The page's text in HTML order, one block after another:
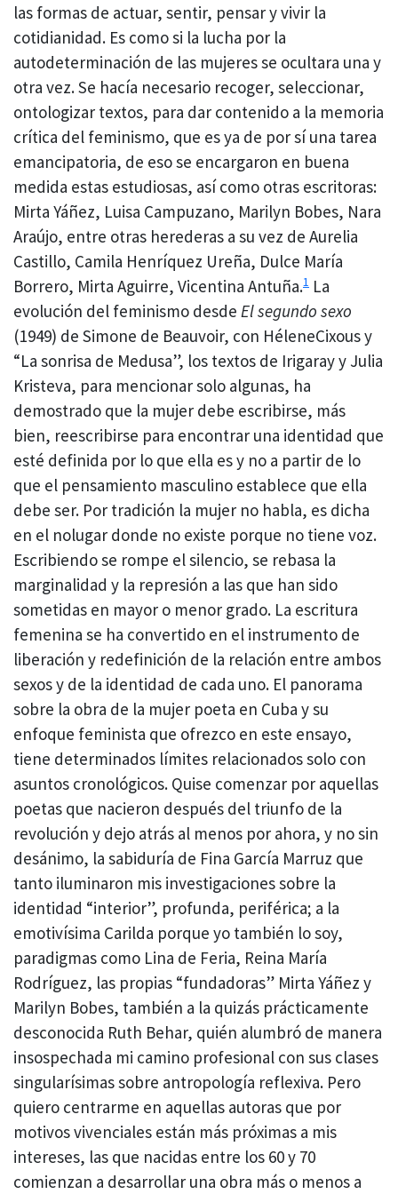
las formas de actuar, sentir, pensar y vivir la
cotidianidad. Es como si la lucha por la
autodeterminación de las mujeres se ocultara una y
otra vez. Se hacía necesario recoger, seleccionar,
ontologizar textos, para dar contenido a la memoria
crítica del feminismo, que es ya de por sí una tarea
emancipatoria, de eso se encargaron en buena
medida estas estudiosas, así como otras escritoras:
Mirta Yáñez, Luisa Campuzano, Marilyn Bobes, Nara
Araújo, entre otras herederas a su vez de Aurelia
Castillo, Camila Henríquez Ureña, Dulce María
Borrero, Mirta Aguirre, Vicentina Antuña.1 La
evolución del feminismo desde El segundo sexo
(1949) de Simone de Beauvoir, con HéleneCixous y
“La sonrisa de Medusa”, los textos de Irigaray y Julia
Kristeva, para mencionar solo algunas, ha
demostrado que la mujer debe escribirse, más
bien, reescribirse para encontrar una identidad que
esté definida por lo que ella es y no a partir de lo
que el pensamiento masculino establece que ella
debe ser. Por tradición la mujer no habla, es dicha
en el nolugar donde no existe porque no tiene voz.
Escribiendo se rompe el silencio, se rebasa la
marginalidad y la represión a las que han sido
sometidas en mayor o menor grado. La escritura
femenina se ha convertido en el instrumento de
liberación y redefinición de la relación entre ambos
sexos y de la identidad de cada uno. El panorama
sobre la obra de la mujer poeta en Cuba y su
enfoque feminista que ofrezco en este ensayo,
tiene determinados límites relacionados solo con
asuntos cronológicos. Quise comenzar por aquellas
poetas que nacieron después del triunfo de la
revolución y dejo atrás al menos por ahora, y no sin
desánimo, la sabiduría de Fina García Marruz que
tanto iluminaron mis investigaciones sobre la
identidad “interior”, profunda, periférica; a la
emotivísima Carilda porque yo también lo soy,
paradigmas como Lina de Feria, Reina María
Rodríguez, las propias “fundadoras” Mirta Yáñez y
Marilyn Bobes, también a la quizás prácticamente
desconocida Ruth Behar, quién alumbró de manera
insospechada mi camino profesional con sus clases
singularísimas sobre antropología reflexiva. Pero
quiero centrarme en aquellas autoras que por
motivos vivenciales están más próximas a mis
intereses, las que nacidas entre los 60 y 70
comienzan a desarrollar una obra más o menos a